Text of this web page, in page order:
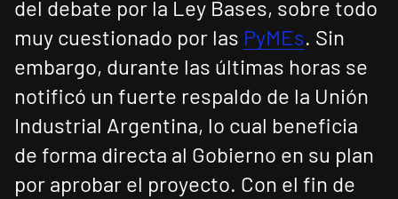
del debate por la Ley Bases, sobre todo
muy cuestionado por las PyMEs. Sin
embargo, durante las últimas horas se
notificó un fuerte respaldo de la Unión
Industrial Argentina, lo cual beneficia
de forma directa al Gobierno en su plan
por aprobar el proyecto. Con el fin de